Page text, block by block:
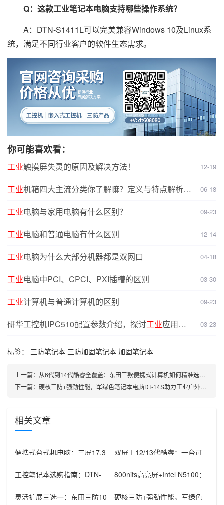
Q：这款工业笔记本电脑支持哪些操作系统？
A：DTN-S1411L可以完美兼容Windows 10及Linux系
统，满足不同行业客户的软件生态需求。
你可能喜欢看：
工业触摸屏失灵的原因及解决方法！ 12-19
工业机箱四大主流分类你了解嘛？定义与特点解析，
06-18
工业电脑与家用电脑有什么区别？ 09-23
工业电脑和普通电脑有什么区别 12-14
工业电脑为什么大部分机器都是双网口 04-18
工业电脑中PCI、CPCI、PXI插槽的区别 03-30
工业计算机与普通计算机的区别 09-23
研华工控机IPC510配置参数介绍，探讨工业应用场
03-23
标签： 三防笔记本 三防加固笔记本 加固笔记本
上一篇： 从6代到14代酷睿全覆盖：东田三款便携式计算机如何精准选型？
下一篇： 硬核三防+强劲性能，军绿色笔记本电脑DT-14S助力工业户外作业
相关文章
便携式台式机电脑：三屏17.3
能现
双屏＋12/13代酷睿：一台可
现场
工控笔记本选购指南：DTN-
打
800nits高亮屏+Intel N5100：
灵活扩展三选一：东田三防10
硬核三防+强劲性能，军绿色